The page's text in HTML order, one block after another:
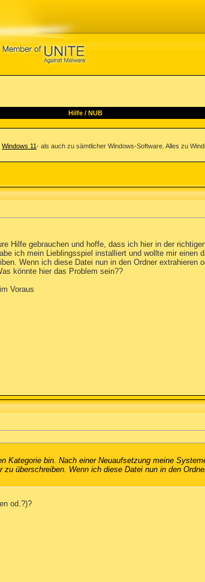
Hilfe/ NUB
Windows 11- als auch zu sämtlicher Windows-Software. Alles zu
Hilfe gebrauchen und hoffe, dass ich hier in der
ich mein Lieblingsspiel installiert und wollte mir einen
Wenn ich diese Datei nun in den Ordner
könnte hier das Problem sein??
Voraus
Kategorie bin. Nach einer Neuaufsetzung meine
überschreiben. Wenn ich diese Datei nun in den
od.?)?